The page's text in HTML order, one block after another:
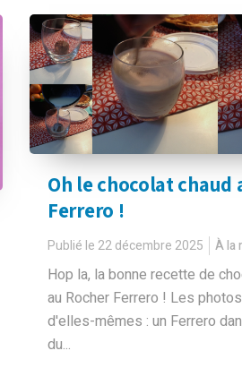
Oh le chocolat chaud
Ferrero !
Publié le 22 décembre 2025 À la
Hop la, la bonne recette de
au Rocher Ferrero ! Les
d'elles-mêmes : un Ferrero
du...